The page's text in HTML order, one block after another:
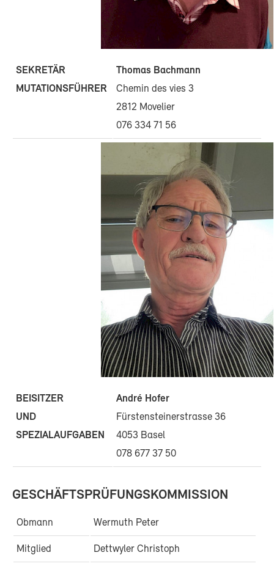
SEKRETÄR
MUTATIONSFÜHRER
Thomas Bachmann
Chemin des vies 3
2812 Movelier
076 334 71 56
BEISITZER
UND
SPEZIALAUFGABEN
André Hofer
Fürstensteinerstrasse 36
4053 Basel
078 677 37 50
GESCHÄFTSPRÜFUNGSKOMMISSION
Obmann Wermuth Peter
Mitglied Dettwyler Christoph